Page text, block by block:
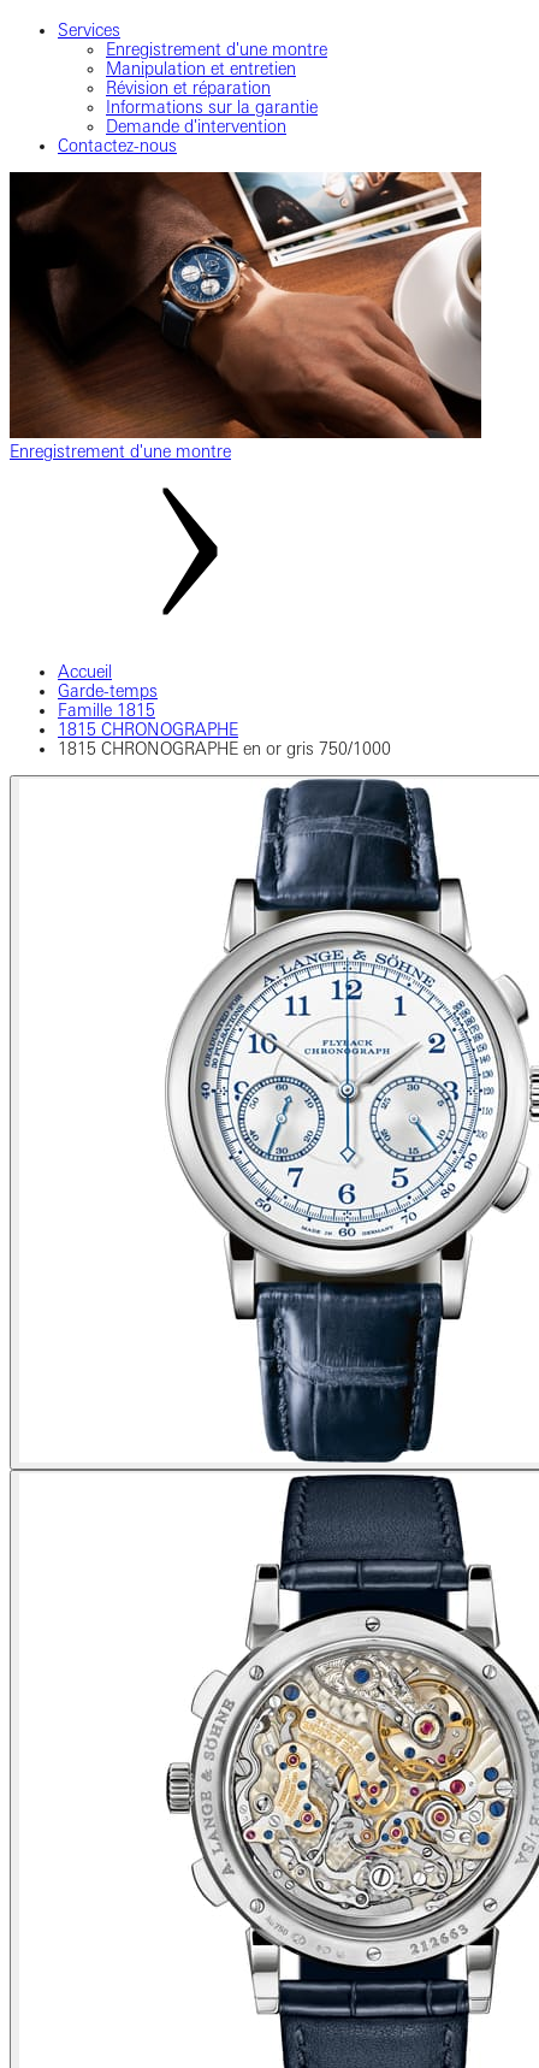
Services
Enregistrement d'une montre
Manipulation et entretien
Révision et réparation
Informations sur la garantie
Demande d'intervention
Contactez-nous
Enregistrement d'une montre
Accueil
Garde-temps
Famille 1815
1815 CHRONOGRAPHE
1815 CHRONOGRAPHE en or gris 750/1000